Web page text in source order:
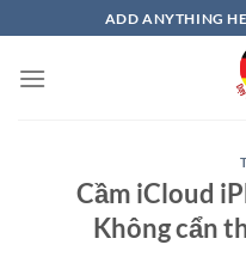
qua
nội
ADD ANYTHING
Cầm iCloud
Không cẩn